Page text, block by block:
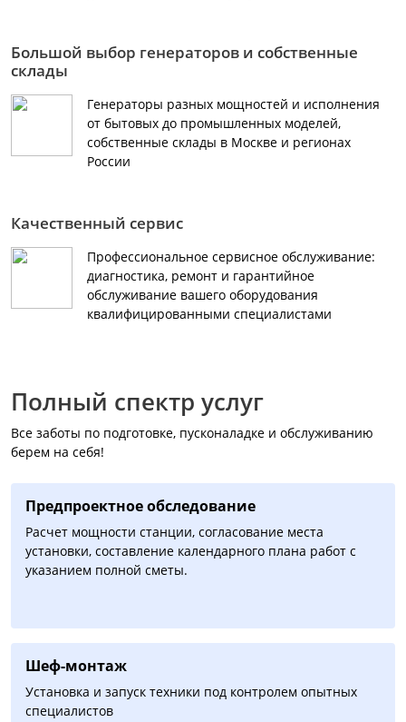
Большой выбор генераторов и собственные
склады
Генераторы разных мощностей и исполнения
от бытовых до промышленных моделей,
собственные склады в Москве и регионах
России
Качественный сервис
Профессиональное сервисное обслуживание:
диагностика, ремонт и гарантийное
обслуживание вашего оборудования
квалифицированными специалистами
Полный спектр услуг
Все заботы по подготовке, пусконаладке и обслуживанию
берем на себя!
Предпроектное обследование
Расчет мощности станции, согласование места
установки, составление календарного плана работ с
указанием полной сметы.
Шеф-монтаж
Установка и запуск техники под контролем опытных
специалистов